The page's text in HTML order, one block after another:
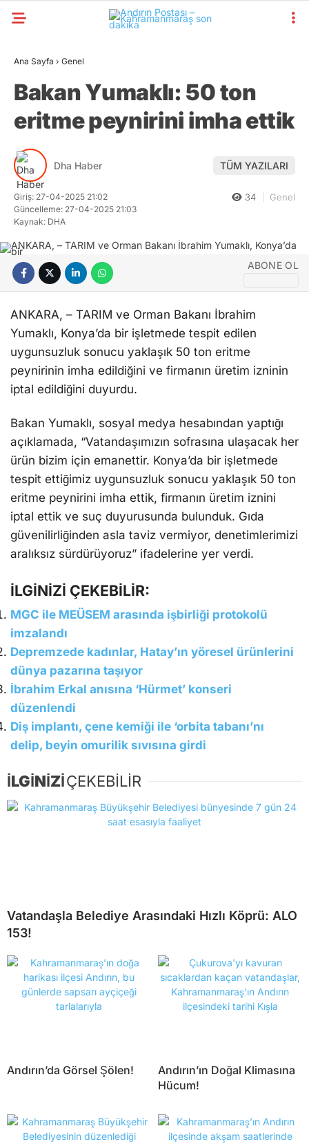
Ana Sayfa › Genel
Bakan Yumaklı: 50 ton
eritme peynirini imha ettik
Dha Haber TÜM YAZILARI
Giriş: 27-04-2025 21:02
Güncelleme: 27-04-2025 21:03
Kaynak: DHA
34 Genel
ABONE OL
ANKARA, – TARIM ve Orman Bakanı İbrahim
Yumaklı, Konya’da bir işletmede tespit edilen
uygunsuzluk sonucu yaklaşık 50 ton eritme
peynirinin imha edildiğini ve firmanın üretim izninin
iptal edildiğini duyurdu.
Bakan Yumaklı, sosyal medya hesabından yaptığı
açıklamada, “Vatandaşımızın sofrasına ulaşacak her
ürün bizim için emanettir. Konya’da bir işletmede
tespit ettiğimiz uygunsuzluk sonucu yaklaşık 50 ton
eritme peynirini imha ettik, firmanın üretim iznini
iptal ettik ve suç duyurusunda bulunduk. Gıda
güvenilirliğinden asla taviz vermiyor, denetimlerimizi
aralıksız sürdürüyoruz” ifadelerine yer verdi.
İLGİNİZİ ÇEKEBİLİR:
MGC ile MEÜSEM arasında işbirliği protokolü
imzalandı
Depremzede kadınlar, Hatay’ın yöresel ürünlerini
dünya pazarına taşıyor
İbrahim Erkal anısına ‘Hürmet’ konseri
düzenlendi
Diş implantı, çene kemiği ile ‘orbita tabanı’nı
delip, beyin omurilik sıvısına girdi
İLGİNİZİÇEKEBİLİR
Vatandaşla Belediye Arasındaki Hızlı Köprü: ALO
153!
Andırın’da Görsel Şölen!
Andırın’ın Doğal Klimasına
Hücum!